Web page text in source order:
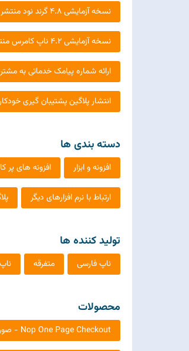
نسخه آزمایشی 4.8 گرند نود منتشر شد
نسخه آزمایشی 4.2 ناپ کامرس منتشر شد
ارائه شماره پیامک خدماتی به
انتشار پلاگین پشتیبان گیری
دسته بندی ها
افزونه و ابزار افزونه های پر
ارتباط با نرم افزارهای دیگر
تولید کننده ها
ناپ فارسی متفرقه
محصولات
Nop One Page Checkout - صورتحساب یک صفحه